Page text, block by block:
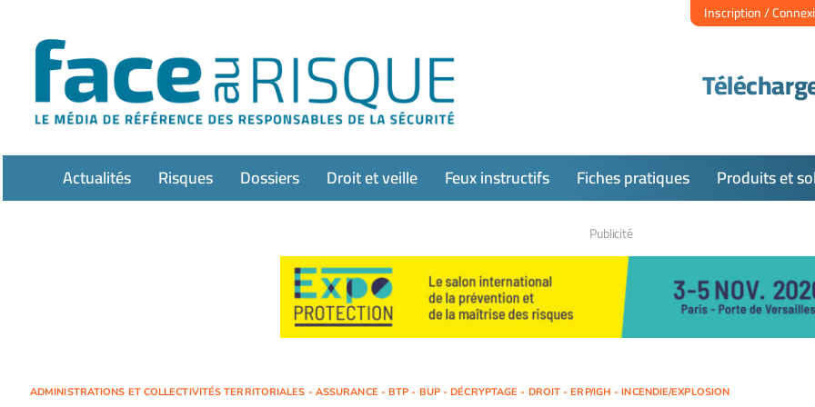
contenu
Inscription /
Actualités Risques Dossiers Droit et veille Feux instructifs Fiches pratiques Produits et
Publicité
ADMINISTRATIONS ET COLLECTIVITÉS TERRITORIALES - ASSURANCE - BTP - BUP - DÉCRYPTAGE - DROIT - ERP/IGH - INCENDIE/EXPLOSION